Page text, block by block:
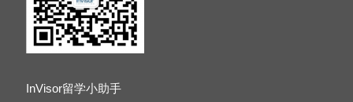
InVisor留学小助手